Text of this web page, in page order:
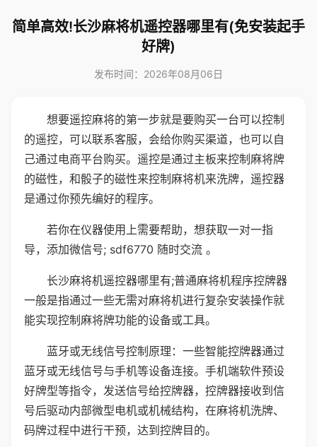
简单高效!长沙麻将机遥控器哪里有(免安装起手
好牌)
发布时间：2026年08月06日
想要遥控麻将的第一步就是要购买一台可以控制
的遥控，可以联系客服，会给你购买渠道，也可以自
己通过电商平台购买。遥控是通过主板来控制麻将牌
的磁性，和骰子的磁性来控制麻将机来洗牌，遥控器
是通过你预先编好的程序。
若你在仪器使用上需要帮助，想获取一对一指
导，添加微信号; sdf6770 随时交流 。
长沙麻将机遥控器哪里有;普通麻将机程序控牌器
一般是指通过一些无需对麻将机进行复杂安装操作就
能实现控制麻将牌功能的设备或工具。
蓝牙或无线信号控制原理：一些智能控牌器通过
蓝牙或无线信号与手机等设备连接。手机端软件预设
好牌型等指令，发送信号给控牌器，控牌器接收到信
号后驱动内部微型电机或机械结构，在麻将机洗牌、
码牌过程中进行干预，达到控牌目的。